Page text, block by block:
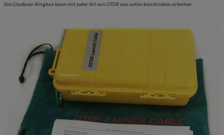
Die Glasfaser-Ringbox kann mit jeder Art von OTDR wie unten beschrieben arbeiten.